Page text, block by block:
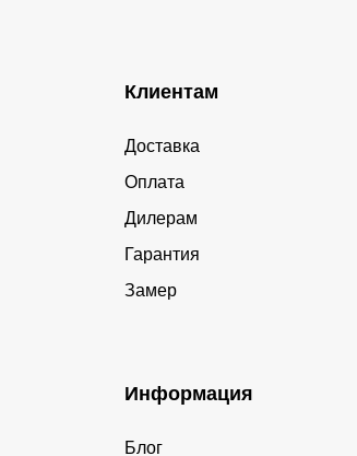
Клиентам
Доставка
Оплата
Дилерам
Гарантия
Замер
Информация
Блог